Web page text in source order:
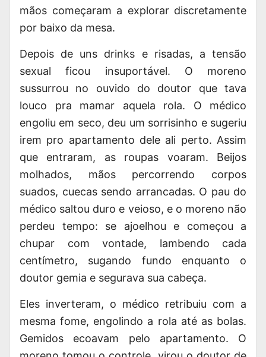
mãos começaram a explorar discretamente
por baixo da mesa.
Depois de uns drinks e risadas, a tensão
sexual ficou insuportável. O moreno
sussurrou no ouvido do doutor que tava
louco pra mamar aquela rola. O médico
engoliu em seco, deu um sorrisinho e sugeriu
irem pro apartamento dele ali perto. Assim
que entraram, as roupas voaram. Beijos
molhados, mãos percorrendo corpos
suados, cuecas sendo arrancadas. O pau do
médico saltou duro e veioso, e o moreno não
perdeu tempo: se ajoelhou e começou a
chupar com vontade, lambendo cada
centímetro, sugando fundo enquanto o
doutor gemia e segurava sua cabeça.
Eles inverteram, o médico retribuiu com a
mesma fome, engolindo a rola até as bolas.
Gemidos ecoavam pelo apartamento. O